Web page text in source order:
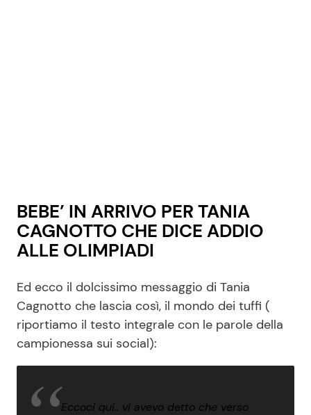
BEBE’ IN ARRIVO PER TANIA
CAGNOTTO CHE DICE ADDIO
ALLE OLIMPIADI
Ed ecco il dolcissimo messaggio di Tania
Cagnotto che lascia così, il mondo dei tuffi (
riportiamo il testo integrale con le parole della
campionessa sui social):
Eccoci qui.. vi avevo detto che verso